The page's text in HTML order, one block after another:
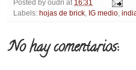
Posted by oudri at 16:31
Labels: hojas de brick IG medio
No hay comentarios: